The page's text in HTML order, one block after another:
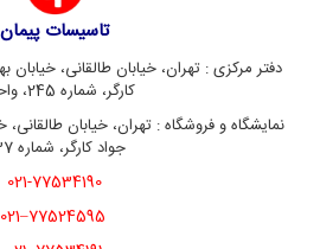
تاسیسات پیمان
دفتر مرکزی : تهران، خیابان طالقانی،
کارگر، شماره 245، واحد 6
نمایشگاه و فروشگاه : تهران، خیابان طالقانی،
جواد کارگر، شماره 237
021-77534190
77524595–021